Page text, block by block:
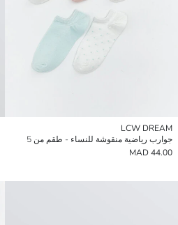
LCW DREAM
جوارب رياضية منقوشة للنساء - طقم من 5
44.00 MAD